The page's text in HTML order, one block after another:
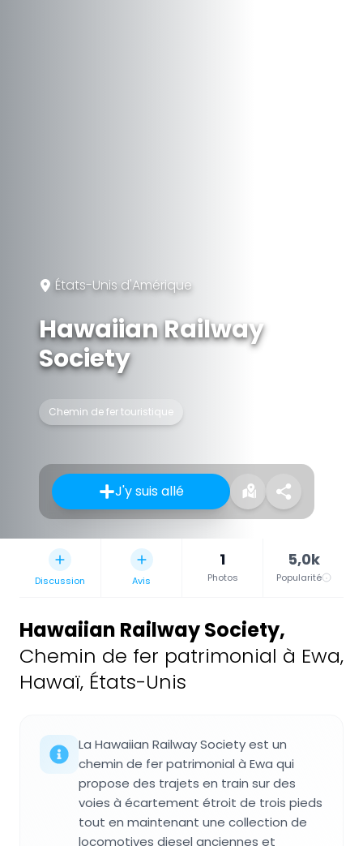
États-Unis d'Amérique
Hawaiian Railway
Society
Chemin de fer touristique
J'y suis allé
Discussion Avis
1
Photos
5,0k
Popularité
Hawaiian Railway Society,
Chemin de fer patrimonial à Ewa,
Hawaï, États-Unis
La Hawaiian Railway Society est un
chemin de fer patrimonial à Ewa qui
propose des trajets en train sur des
voies à écartement étroit de trois pieds
tout en maintenant une collection de
locomotives diesel anciennes et